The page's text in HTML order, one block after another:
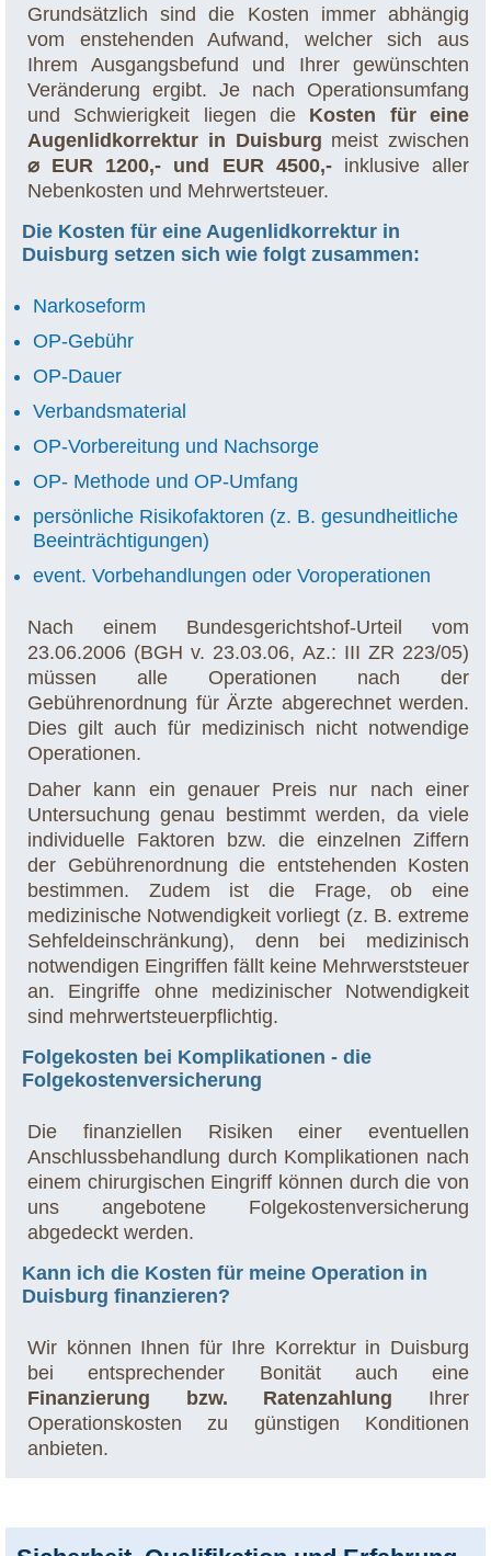
Grundsätzlich sind die Kosten immer abhängig
vom enstehenden Aufwand, welcher sich aus
Ihrem Ausgangsbefund und Ihrer gewünschten
Veränderung ergibt. Je nach Operationsumfang
und Schwierigkeit liegen die Kosten für eine
Augenlidkorrektur in Duisburg meist zwischen
⌀ EUR 1200,- und EUR 4500,-inklusive aller
Nebenkosten und Mehrwertsteuer.
Die Kosten für eine Augenlidkorrektur in
Duisburg setzen sich wie folgt zusammen:
Narkoseform
OP-Gebühr
OP-Dauer
Verbandsmaterial
OP-Vorbereitung und Nachsorge
OP- Methode und OP-Umfang
persönliche Risikofaktoren (z. B. gesundheitliche
Beeinträchtigungen)
event. Vorbehandlungen oder Voroperationen
Nach einem Bundesgerichtshof-Urteil vom
23.06.2006 (BGH v. 23.03.06, Az.: III ZR 223/05)
müssen alle Operationen nach der
Gebührenordnung für Ärzte abgerechnet werden.
Dies gilt auch für medizinisch nicht notwendige
Operationen.
Daher kann ein genauer Preis nur nach einer
Untersuchung genau bestimmt werden, da viele
individuelle Faktoren bzw. die einzelnen Ziffern
der Gebührenordnung die entstehenden Kosten
bestimmen. Zudem ist die Frage, ob eine
medizinische Notwendigkeit vorliegt (z. B. extreme
Sehfeldeinschränkung), denn bei medizinisch
notwendigen Eingriffen fällt keine Mehrwerststeuer
an. Eingriffe ohne medizinischer Notwendigkeit
sind mehrwertsteuerpflichtig.
Folgekosten bei Komplikationen - die
Folgekostenversicherung
Die finanziellen Risiken einer eventuellen
Anschlussbehandlung durch Komplikationen nach
einem chirurgischen Eingriff können durch die von
uns angebotene Folgekostenversicherung
abgedeckt werden.
Kann ich die Kosten für meine Operation in
Duisburg finanzieren?
Wir können Ihnen für Ihre Korrektur in Duisburg
bei entsprechender Bonität auch eine
Finanzierung bzw. Ratenzahlung Ihrer
Operationskosten zu günstigen Konditionen
anbieten.